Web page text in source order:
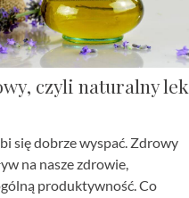
czyli naturalny lek
się dobrze wyspać. Zdrowy
na nasze zdrowie,
produktywność. Co